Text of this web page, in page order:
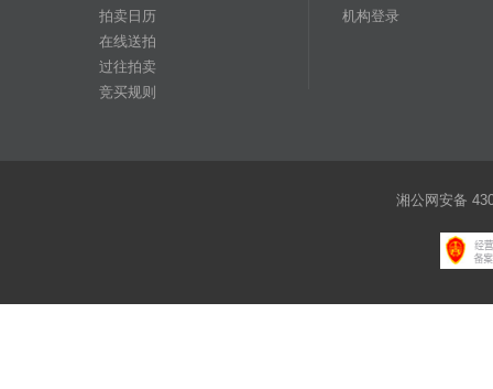
拍卖日历
在线送拍
过往拍卖
竞买规则
机构登录
湘公网安备